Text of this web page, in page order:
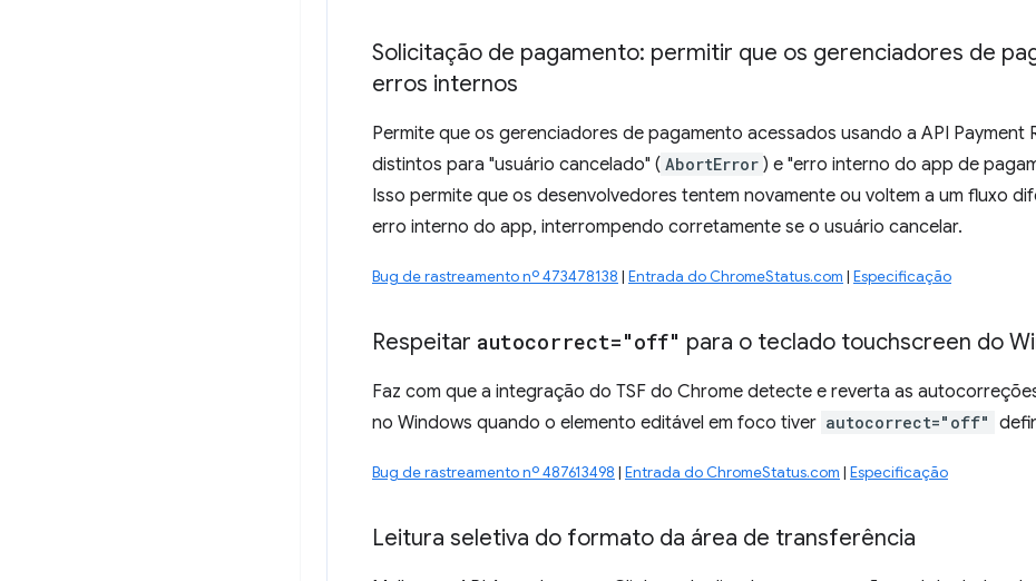
Solicitação de pagamento: permitir que os gerenciadores de
erros internos
Permite que os gerenciadores de pagamento acessados usando a API Payment
distintos para "usuário cancelado" ( AbortError ) e "erro interno do app de
Isso permite que os desenvolvedores tentem novamente ou voltem a um fluxo
erro interno do app, interrompendo corretamente se o usuário cancelar.
Bug de rastreamento nº 473478138 | Entrada do ChromeStatus.com | Especificação
Respeitar autocorrect="off" para o teclado touchscreen do
Faz com que a integração do TSF do Chrome detecte e reverta as
no Windows quando o elemento editável em foco tiver autocorrect="off"
Bug de rastreamento nº 487613498 | Entrada do ChromeStatus.com | Especificação
Leitura seletiva do formato da área de transferência